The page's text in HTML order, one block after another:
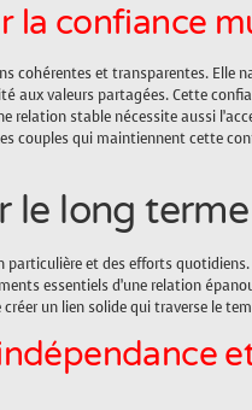
la confiance
cohérentes et transparentes. Elle
aux valeurs partagées. Cette
relation stable nécessite aussi
couples qui maintiennent cette
le long terme
et des efforts quotidiens.
essentiels d’une relation
un lien solide qui traverse le